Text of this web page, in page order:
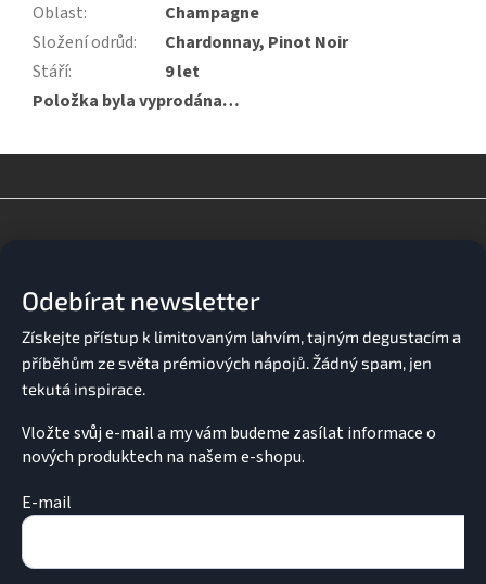
Oblast:
Champagne
Složení odrůd:
Chardonnay, Pinot Noir
Stáří:
9 let
Položka byla vyprodána…
Odebírat newsletter
Vložte svůj e-mail a my vám budeme zasílat informace o
nových produktech na našem e-shopu.
E-mail